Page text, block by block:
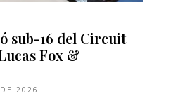
sub-16 del Circuit
Fox &
2026